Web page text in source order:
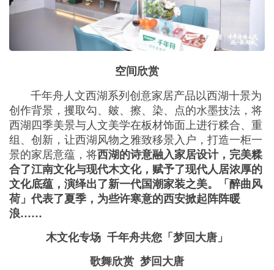
空间欣赏
千年舟人文西湖系列创意家居产品以西湖十景为
创作背景，攫取勾、皴、擦、染、点的水墨技法，将
西湖四季美景与人文美学在板材饰面上进行糅合、重
组、创新，让西湖风物之雅致移景入户，打造一柜一
景的家居意蕴，将西湖的诗意融入家居设计，完美糅
合了江南文化与现代木文化，赋予了现代人居浓厚的
文化底蕴，演绎出了新一代国潮家装之美。「醉曲风
荷」代表了夏季，为些许寒意的西安掀起阵阵暖
浪……
木文化专场 千年舟共您「梦回大唐」
歌舞欣赏 梦回大唐